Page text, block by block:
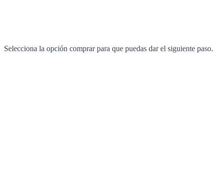
Selecciona la opción comprar para que puedas dar el siguiente paso.